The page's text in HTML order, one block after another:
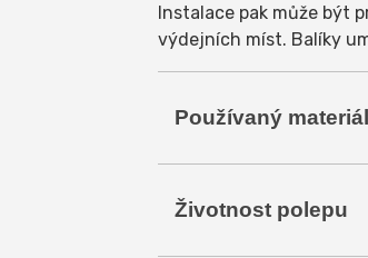
Instalace pak může být
výdejních míst. Balíky
Používaný materiál
Na polepy používáme
nebo 3M).
Životnost polepu